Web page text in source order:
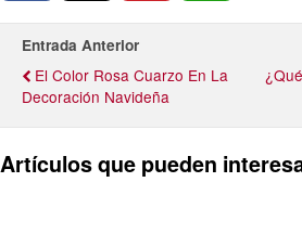
Entrada Anterior
El Color Rosa Cuarzo En La
Decoración Navideña
Artículos que pueden